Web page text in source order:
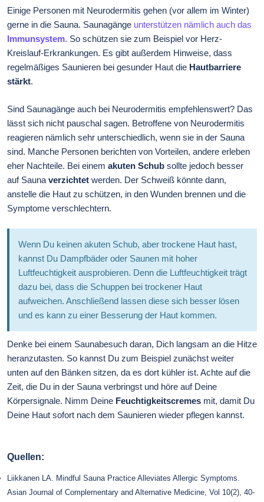
Einige Personen mit Neurodermitis gehen (vor allem im Winter)
gerne in die Sauna. Saunagänge unterstützen nämlich auch das
Immunsystem. So schützen sie zum Beispiel vor Herz-
Kreislauf-Erkrankungen. Es gibt außerdem Hinweise, dass
regelmäßiges Saunieren bei gesunder Haut die Hautbarriere
stärkt.
Sind Saunagänge auch bei Neurodermitis empfehlenswert? Das
lässt sich nicht pauschal sagen. Betroffene von Neurodermitis
reagieren nämlich sehr unterschiedlich, wenn sie in der Sauna
sind. Manche Personen berichten von Vorteilen, andere erleben
eher Nachteile. Bei einem akuten Schub sollte jedoch besser
auf Sauna verzichtet werden. Der Schweiß könnte dann,
anstelle die Haut zu schützen, in den Wunden brennen und die
Symptome verschlechtern.
Wenn Du keinen akuten Schub, aber trockene Haut hast,
kannst Du Dampfbäder oder Saunen mit hoher
Luftfeuchtigkeit ausprobieren. Denn die Luftfeuchtigkeit trägt
dazu bei, dass die Schuppen bei trockener Haut
aufweichen. Anschließend lassen diese sich besser lösen
und es kann zu einer Besserung der Haut kommen.
Denke bei einem Saunabesuch daran, Dich langsam an die Hitze
heranzutasten. So kannst Du zum Beispiel zunächst weiter
unten auf den Bänken sitzen, da es dort kühler ist. Achte auf die
Zeit, die Du in der Sauna verbringst und höre auf Deine
Körpersignale. Nimm Deine Feuchtigkeitscremes mit, damit Du
Deine Haut sofort nach dem Saunieren wieder pflegen kannst.
Quellen:
Liikkanen LA. Mindful Sauna Practice Alleviates Allergic Symptoms.
Asian Journal of Complementary and Alternative Medicine, Vol 10(2), 40-